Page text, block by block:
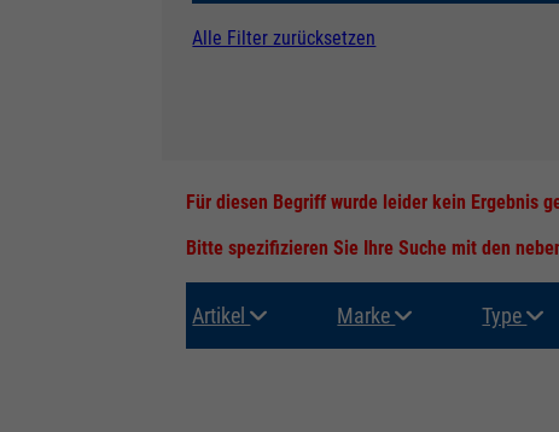
Alle Filter zurücksetzen
Für diesen Begriff wurde leider kein Ergebnis
Bitte spezifizieren Sie Ihre Suche mit den
Artikel Marke Type